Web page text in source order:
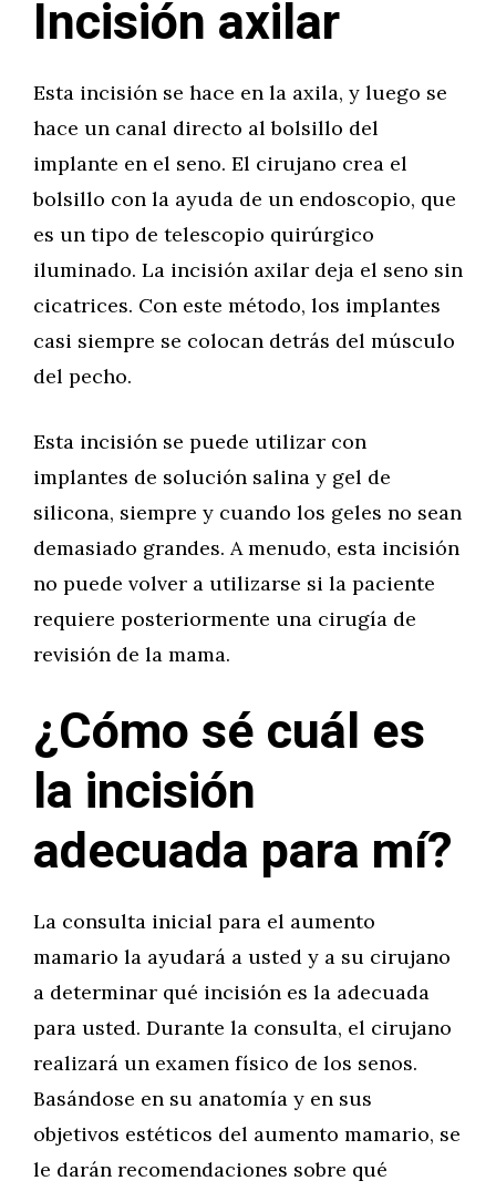
Incisión axilar
Esta incisión se hace en la axila, y luego se
hace un canal directo al bolsillo del
implante en el seno. El cirujano crea el
bolsillo con la ayuda de un endoscopio, que
es un tipo de telescopio quirúrgico
iluminado. La incisión axilar deja el seno sin
cicatrices. Con este método, los implantes
casi siempre se colocan detrás del músculo
del pecho.
Esta incisión se puede utilizar con
implantes de solución salina y gel de
silicona, siempre y cuando los geles no sean
demasiado grandes. A menudo, esta incisión
no puede volver a utilizarse si la paciente
requiere posteriormente una cirugía de
revisión de la mama.
¿Cómo sé cuál es
la incisión
adecuada para mí?
La consulta inicial para el aumento
mamario la ayudará a usted y a su cirujano
a determinar qué incisión es la adecuada
para usted. Durante la consulta, el cirujano
realizará un examen físico de los senos.
Basándose en su anatomía y en sus
objetivos estéticos del aumento mamario, se
le darán recomendaciones sobre qué